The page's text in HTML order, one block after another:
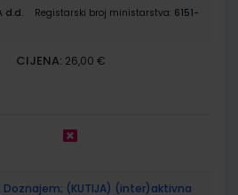
d.d. Registarski broj ministarstva: 6151-
CIJENA: 26,00 €
Doznajem; (KUTIJA) (inter)aktivna